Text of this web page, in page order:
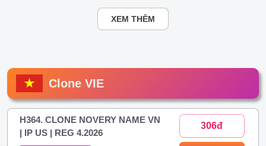
XEM THÊM
Clone VIE
H364. CLONE NOVERY NAME VN
| IP US | REG 4.2026
306đ